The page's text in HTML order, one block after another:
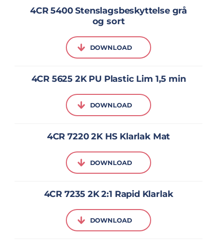
4CR 5400 Stenslagsbeskyttelse grå
og sort
DOWNLOAD
4CR 5625 2K PU Plastic Lim 1,5 min
DOWNLOAD
4CR 7220 2K HS Klarlak Mat
DOWNLOAD
4CR 7235 2K 2:1 Rapid Klarlak
DOWNLOAD